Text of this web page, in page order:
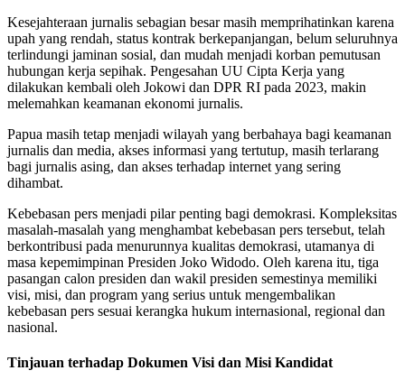
Kesejahteraan jurnalis sebagian besar masih memprihatinkan karena
upah yang rendah, status kontrak berkepanjangan, belum seluruhnya
terlindungi jaminan sosial, dan mudah menjadi korban pemutusan
hubungan kerja sepihak. Pengesahan UU Cipta Kerja yang
dilakukan kembali oleh Jokowi dan DPR RI pada 2023, makin
melemahkan keamanan ekonomi jurnalis.
Papua masih tetap menjadi wilayah yang berbahaya bagi keamanan
jurnalis dan media, akses informasi yang tertutup, masih terlarang
bagi jurnalis asing, dan akses terhadap internet yang sering
dihambat.
Kebebasan pers menjadi pilar penting bagi demokrasi. Kompleksitas
masalah-masalah yang menghambat kebebasan pers tersebut, telah
berkontribusi pada menurunnya kualitas demokrasi, utamanya di
masa kepemimpinan Presiden Joko Widodo. Oleh karena itu, tiga
pasangan calon presiden dan wakil presiden semestinya memiliki
visi, misi, dan program yang serius untuk mengembalikan
kebebasan pers sesuai kerangka hukum internasional, regional dan
nasional.
Tinjauan terhadap Dokumen Visi dan Misi Kandidat